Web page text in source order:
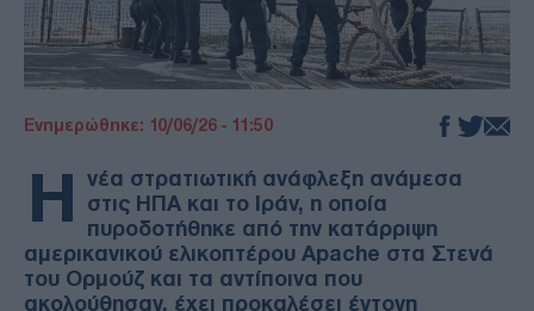
Ενημερώθηκε: 10/06/26 - 11:50
Η νέα στρατιωτική ανάφλεξη ανάμεσα
στις ΗΠΑ και το Ιράν, η οποία
πυροδοτήθηκε από την κατάρριψη
αμερικανικού ελικοπτέρου Apache στα Στενά
του Ορμούζ και τα αντίποινα που
ακολούθησαν, έχει προκαλέσει έντονη